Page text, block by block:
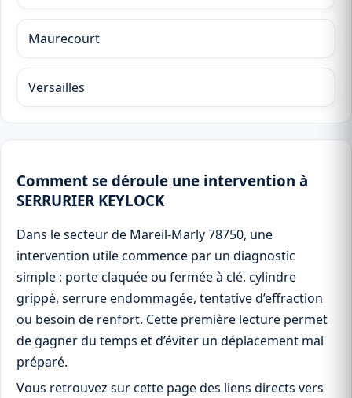
Maurecourt
Versailles
Comment se déroule une intervention à
SERRURIER KEYLOCK
Dans le secteur de Mareil-Marly 78750, une
intervention utile commence par un diagnostic
simple : porte claquée ou fermée à clé, cylindre
grippé, serrure endommagée, tentative d’effraction
ou besoin de renfort. Cette première lecture permet
de gagner du temps et d’éviter un déplacement mal
préparé.
Vous retrouvez sur cette page des liens directs vers